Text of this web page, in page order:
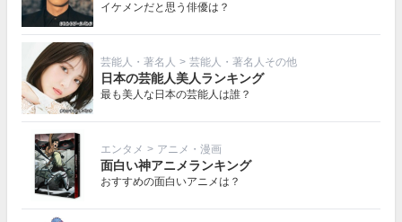
イケメンだと思う俳優は？
芸能人・著名人 > 芸能人・著名人その他
日本の芸能人美人ランキング
最も美人な日本の芸能人は誰？
エンタメ > アニメ・漫画
面白い神アニメランキング
おすすめの面白いアニメは？